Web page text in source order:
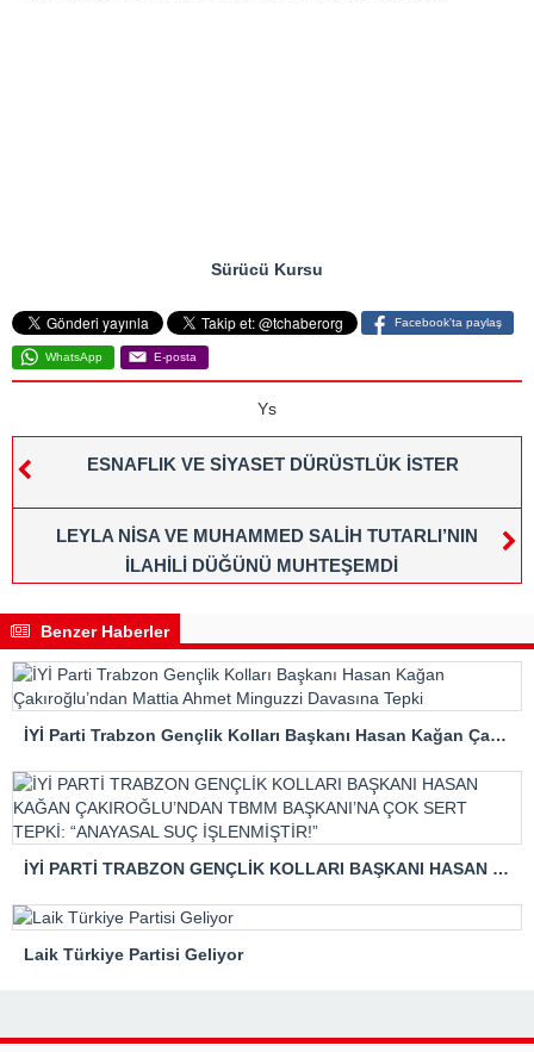
Sürücü Kursu
Facebook'ta paylaş
WhatsApp E-posta
Ys
ESNAFLIK VE SİYASET DÜRÜSTLÜK İSTER
LEYLA NİSA VE MUHAMMED SALİH TUTARLI’NIN
İLAHİLİ DÜĞÜNÜ MUHTEŞEMDİ
Benzer Haberler
İYİ Parti Trabzon Gençlik Kolları Başkanı Hasan Kağan Çakıroğlu’ndan Mattia Ahmet Minguzzi Davasına Tepki
İYİ PARTİ TRABZON GENÇLİK KOLLARI BAŞKANI HASAN KAĞAN ÇAKIROĞLU’NDAN TBMM BAŞKANI’NA ÇOK SERT TEPKİ: “ANAYASAL SUÇ İŞLENMİŞTİR!”
Laik Türkiye Partisi Geliyor